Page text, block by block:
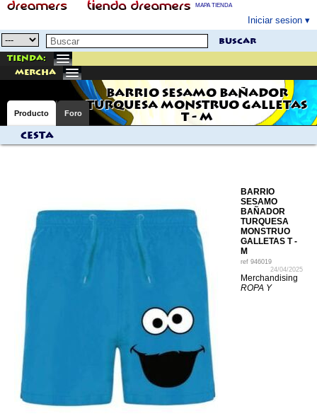
MAPA TIENDA
Iniciar sesion
buscar
Tienda:
mercha
BARRIO SESAMO BAÑADOR
TURQUESA MONSTRUO GALLETAS
T - M
Producto Foro
Cesta
BARRIO
SESAMO
BAÑADOR
TURQUESA
MONSTRUO
GALLETAS T -
M
ref 946019
24/04/2025
Merchandising
ROPA Y